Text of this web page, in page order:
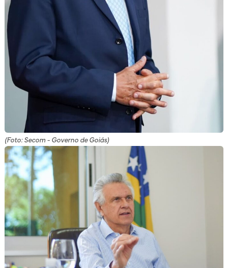
(Foto: Secom - Governo de Goiás)